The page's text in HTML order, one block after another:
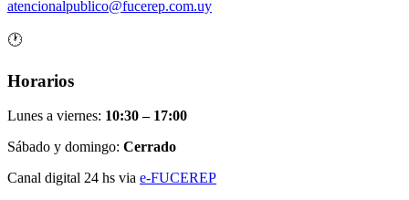
atencionalpublico@fucerep.com.uy
🕐
Horarios
Lunes a viernes: 10:30 – 17:00
Sábado y domingo: Cerrado
Canal digital 24 hs via e-FUCEREP